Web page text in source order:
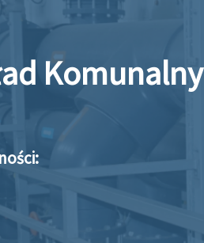
Komunalny